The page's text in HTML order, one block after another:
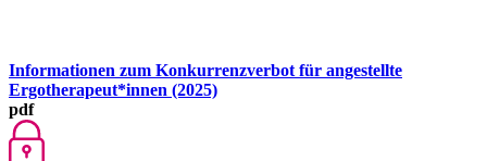
Informationen zum Konkurrenzverbot für angestellte
Ergotherapeut*innen (2025)
pdf